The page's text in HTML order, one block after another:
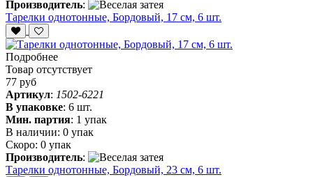
Производитель:
Тарелки однотонные, Бордовый, 17 см, 6 шт.
Подробнее
Товар отсутствует
77 руб
Артикул: 1502-6221
В упаковке: 6 шт.
Мин. партия: 1 упак
В наличии: 0 упак
Скоро: 0 упак
Производитель:
Тарелки однотонные, Бордовый, 23 см, 6 шт.